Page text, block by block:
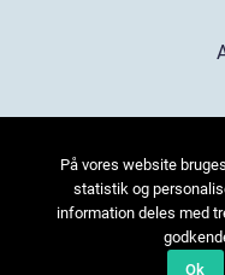
På vores website
statistik og
information deles med
Ok